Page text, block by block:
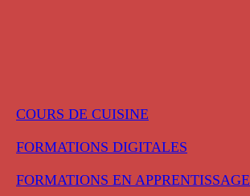
COURS DE CUISINE
FORMATIONS DIGITALES
FORMATIONS EN APPRENTISSAGE